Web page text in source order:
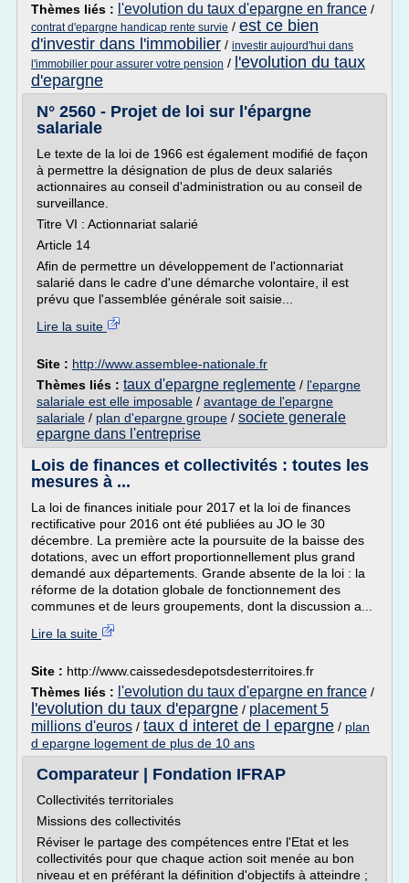
Thèmes liés : l'evolution du taux d'epargne en france /
contrat d'epargne handicap rente survie / est ce bien
d'investir dans l'immobilier / investir aujourd'hui dans
l'immobilier pour assurer votre pension / l'evolution du taux
d'epargne
N° 2560 - Projet de loi sur l'épargne
salariale
Le texte de la loi de 1966 est également modifié de façon
à permettre la désignation de plus de deux salariés
actionnaires au conseil d'administration ou au conseil de
surveillance.
Titre VI : Actionnariat salarié
Article 14
Afin de permettre un développement de l'actionnariat
salarié dans le cadre d'une démarche volontaire, il est
prévu que l'assemblée générale soit saisie...
Lire la suite
Site : http://www.assemblee-nationale.fr
Thèmes liés : taux d'epargne reglemente / l'epargne
salariale est elle imposable / avantage de l'epargne
salariale / plan d'epargne groupe / societe generale
epargne dans l'entreprise
Lois de finances et collectivités : toutes les
mesures à ...
La loi de finances initiale pour 2017 et la loi de finances
rectificative pour 2016 ont été publiées au JO le 30
décembre. La première acte la poursuite de la baisse des
dotations, avec un effort proportionnellement plus grand
demandé aux départements. Grande absente de la loi : la
réforme de la dotation globale de fonctionnement des
communes et de leurs groupements, dont la discussion a...
Lire la suite
Site : http://www.caissedesdepotsdesterritoires.fr
Thèmes liés : l'evolution du taux d'epargne en france /
l'evolution du taux d'epargne / placement 5
millions d'euros / taux d interet de l epargne / plan
d epargne logement de plus de 10 ans
Comparateur | Fondation IFRAP
Collectivités territoriales
Missions des collectivités
Réviser le partage des compétences entre l'Etat et les
collectivités pour que chaque action soit menée au bon
niveau et en préférant la définition d'objectifs à atteindre ;